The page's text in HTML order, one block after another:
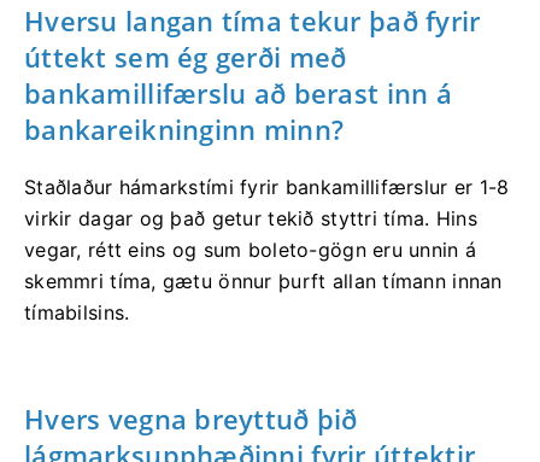
Hversu langan tíma tekur það fyrir
úttekt sem ég gerði með
bankamillifærslu að berast inn á
bankareikninginn minn?
Staðlaður hámarkstími fyrir bankamillifærslur er 1-8
virkir dagar og það getur tekið styttri tíma. Hins
vegar, rétt eins og sum boleto-gögn eru unnin á
skemmri tíma, gætu önnur þurft allan tímann innan
tímabilsins.
Hvers vegna breyttuð þið
lágmarksupphæðinni fyrir úttektir